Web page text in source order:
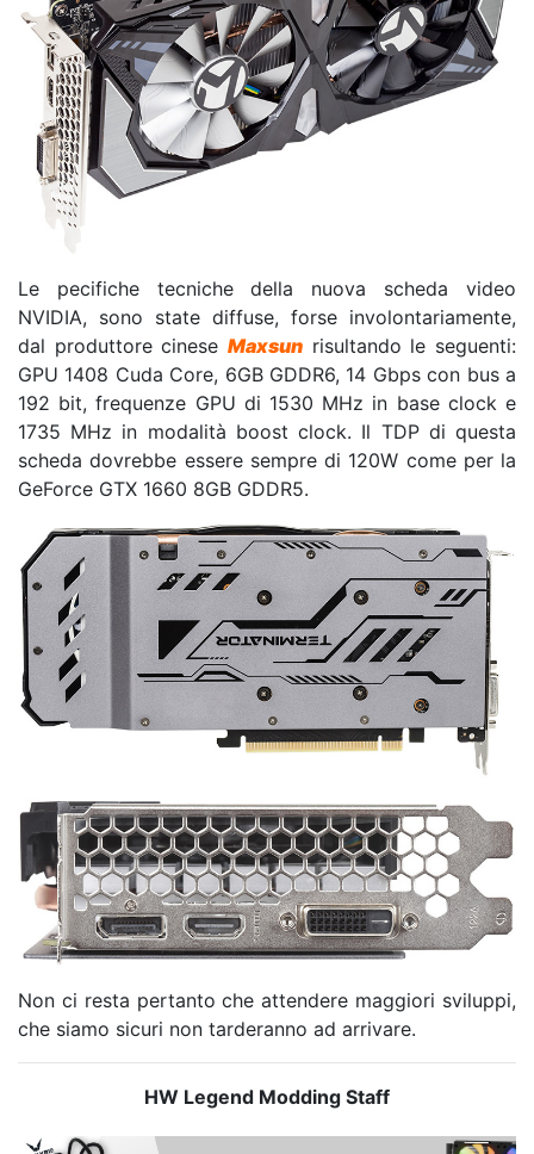
Le pecifiche tecniche della nuova scheda video
NVIDIA, sono state diffuse, forse involontariamente,
dal produttore cinese Maxsun risultando le seguenti:
GPU 1408 Cuda Core, 6GB GDDR6, 14 Gbps con bus a
192 bit, frequenze GPU di 1530 MHz in base clock e
1735 MHz in modalità boost clock. Il TDP di questa
scheda dovrebbe essere sempre di 120W come per la
GeForce GTX 1660 8GB GDDR5.
Non ci resta pertanto che attendere maggiori sviluppi,
che siamo sicuri non tarderanno ad arrivare.
HW Legend Modding Staff